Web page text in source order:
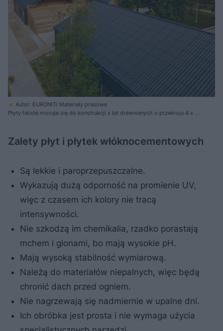
Autor: EURONIT/ Materiały prasowe
Płyty faliste mocuje się do konstrukcji z łat drewnianych o przekroju 4 x 6
Zalety płyt i płytek włóknocementowych
Są lekkie i paroprzepuszczalne.
Wykazują dużą odporność na promienie UV,
więc z czasem ich kolory nie tracą
intensywności.
Nie szkodzą im chemikalia, rzadko porastają
mchem i glonami, bo mają wysokie pH.
Mają wysoką stabilność wymiarową.
Należą do materiałów niepalnych, więc będą
chronić dach przed ogniem.
Nie nagrzewają się nadmiernie w upalne dni.
Ich obróbka jest prosta i nie wymaga użycia